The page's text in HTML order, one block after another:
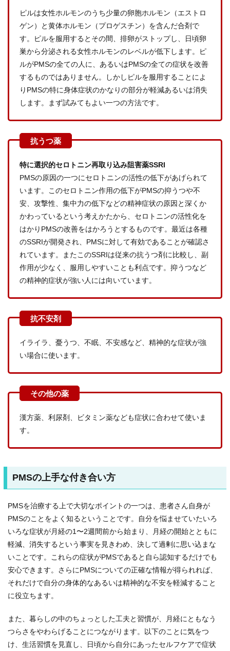
ピルは女性ホルモンのうち少量の卵胞ホルモン（エストロ
ゲン）と黄体ホルモン（プロゲスチン）を含んだ合剤で
す。ピルを服用するとその間、排卵がストップし、日頃卵
巣から分泌される女性ホルモンのレベルが低下します。ピ
ルがPMSの全ての人に、あるいはPMSの全ての症状を改善
するものではありません。しかしピルを服用することによ
りPMSの特に身体症状のかなりの部分が軽減あるいは消失
します。まず試みてもよい一つの方法です。
特に選択的セロトニン再取り込み阻害薬SSRI
PMSの原因の一つにセロトニンの活性の低下があげられて
います。このセロトニン作用の低下がPMSの抑うつや不
安、攻撃性、集中力の低下などの精神症状の原因と深くか
かわっているという考えかたから、セロトニンの活性化を
はかりPMSの改善をはかろうとするものです。最近は各種
のSSRIが開発され、PMSに対して有効であることが確認さ
れています。またこのSSRIは従来の抗うつ剤に比較し、副
作用が少なく、服用しやすいことも利点です。抑うつなど
の精神的症状が強い人には向いています。
イライラ、憂うつ、不眠、不安感など、精神的な症状が強
い場合に使います。
漢方薬、利尿剤、ビタミン薬なども症状に合わせて使いま
す。
PMSの上手な付き合い方
PMSを治療する上で大切なポイントの一つは、患者さん自身が
PMSのことをよく知るということです。自分を悩ませていたいろ
いろな症状が月経の1〜2週間前から始まり、月経の開始とともに
軽減、消失するという事実を見きわめ、決して過剰に思い込まな
いことです。これらの症状がPMSであると自ら認知するだけでも
安心できます。さらにPMSについての正確な情報が得られれば、
それだけで自分の身体的なあるいは精神的な不安を軽減すること
に役立ちます。
また、暮らしの中のちょっとした工夫と習慣が、月経にともなう
つらさをやわらげることにつながります。以下のことに気をつ
け、生活習慣を見直し、日頃から自分にあったセルフケアで症状